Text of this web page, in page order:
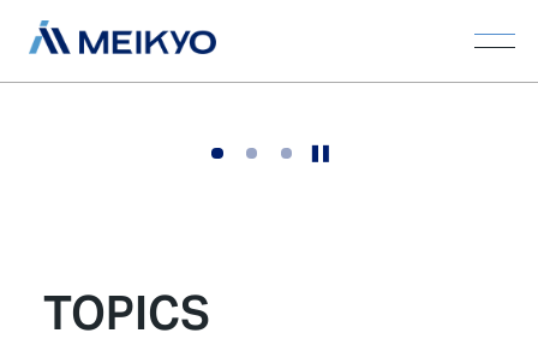
選ばれる理由
選ばれる理由
選ばれる理由
1 2 3
TOPICS